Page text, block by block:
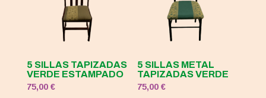
5 SILLAS TAPIZADAS
VERDE ESTAMPADO
75,00 €
5 SILLAS METAL
TAPIZADAS VERDE
75,00€